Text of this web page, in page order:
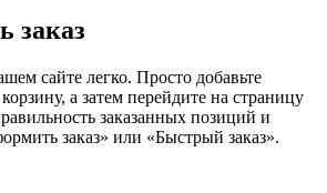
заказ
сайте легко. Просто добавьте
а затем перейдите на страницу
заказанных позиций и
заказ» или «Быстрый заказ».